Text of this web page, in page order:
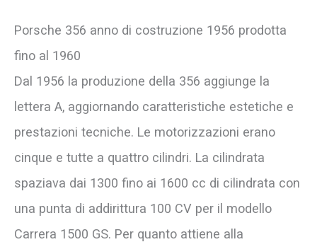
Porsche 356 anno di costruzione 1956 prodotta
fino al 1960
Dal 1956 la produzione della 356 aggiunge la
lettera A, aggiornando caratteristiche estetiche e
prestazioni tecniche. Le motorizzazioni erano
cinque e tutte a quattro cilindri. La cilindrata
spaziava dai 1300 fino ai 1600 cc di cilindrata con
una punta di addirittura 100 CV per il modello
Carrera 1500 GS. Per quanto attiene alla